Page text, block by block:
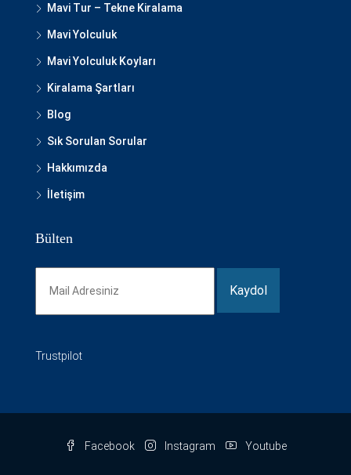
Mavi Tur – Tekne Kiralama
Mavi Yolculuk
Mavi Yolculuk Koyları
Kiralama Şartları
Blog
Sık Sorulan Sorular
Hakkımızda
İletişim
Bülten
Trustpilot
Facebook Instagram Youtube